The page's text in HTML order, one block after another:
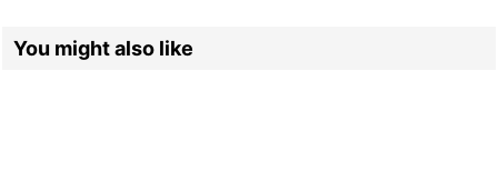
You might also like